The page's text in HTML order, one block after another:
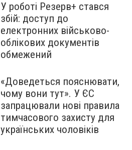
У роботі Резерв+ стався
збій: доступ до
електронних військово-
облікових документів
обмежений
«Доведеться пояснювати,
чому вони тут». У ЄС
запрацювали нові правила
тимчасового захисту для
українських чоловіків